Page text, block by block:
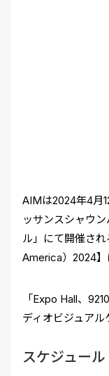
AIMは2024年4月
ッサンスシャウ
ル」にて開催さ
America）2024】
「Expo Hall、
ディオビジュアル
スケジュール